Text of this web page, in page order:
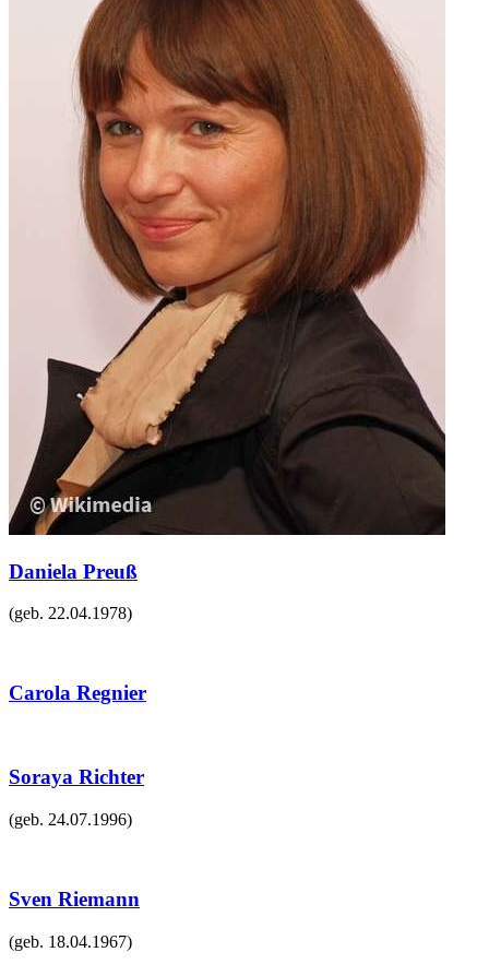
Daniela Preuß
(geb. 22.04.1978)
Carola Regnier
Soraya Richter
(geb. 24.07.1996)
Sven Riemann
(geb. 18.04.1967)